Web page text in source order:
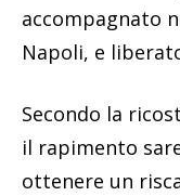
accompagnato
Napoli, e
Secondo la
il rapimento
ottenere un